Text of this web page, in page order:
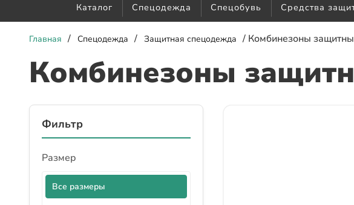
Каталог Спецодежда Спецобувь Средства
Главная / Спецодежда / Защитная спецодежда / Комбинезоны
Комбинезоны
Фильтр
Размер
Все размеры